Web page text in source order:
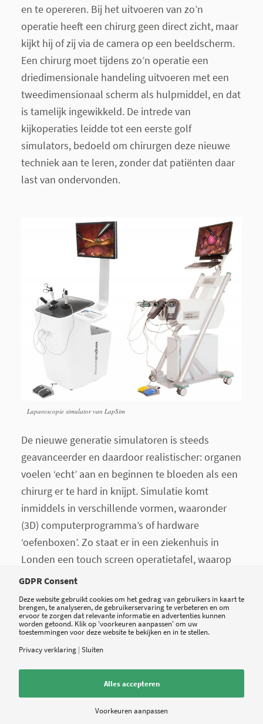
en te opereren. Bij het uitvoeren van zo’n
operatie heeft een chirurg geen direct zicht, maar
kijkt hij of zij via de camera op een beeldscherm.
Een chirurg moet tijdens zo’n operatie een
driedimensionale handeling uitvoeren met een
tweedimensionaal scherm als hulpmiddel, en dat
is tamelijk ingewikkeld. De intrede van
kijkoperaties leidde tot een eerste golf
simulators, bedoeld om chirurgen deze nieuwe
techniek aan te leren, zonder dat patiënten daar
last van ondervonden.
Laparoscopie simulator van LapSim
De nieuwe generatie simulatoren is steeds
geavanceerder en daardoor realistischer: organen
voelen ‘echt’ aan en beginnen te bloeden als een
chirurg er te hard in knijpt. Simulatie komt
inmiddels in verschillende vormen, waaronder
(3D) computerprogramma’s of hardware
‘oefenboxen’. Zo staat er in een ziekenhuis in
Londen een touch screen operatietafel, waarop
artsen een virtueel lichaam – gekoppeld aan de
data van een echte patiënt - kunnen opereren.
Een andere bekende simulator is de Da Vinci
Surgery Simulator, bekend van de operatierobots.
Voorbeelden genoeg, maar toch blijven de
ziekenhuis en daardoor niet voor iedereen
toegankelijk. Er is een take-home laproscopie
simulator in kofferformaat op de markt, maar ook
GDPR Consent
Deze website gebruikt cookies om het gedrag van gebruikers in kaart te
brengen, te analyseren, de gebruikerservaring te verbeteren en om
ervoor te zorgen dat relevante informatie en advertenties kunnen
worden getoond. Klik op 'voorkeuren aanpassen' om uw
toestemmingen voor deze website te bekijken en in te stellen.
Privacy verklaring | Sluiten
Alles accepteren
Voorkeuren aanpassen